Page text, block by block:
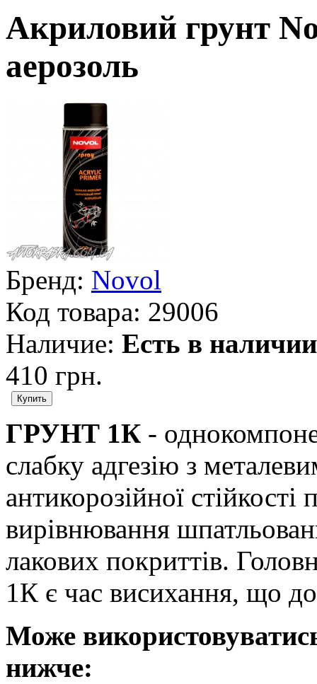
Акриловий грунт
аерозоль
Бренд: Novol
Код товара: 29006
Наличие: Есть в наличии
410 грн.
ГРУНТ 1К -
слабку адгезію з
антикорозійної
вирівнювання
лакових покриттів.
1К є час висихання, що
Може
нижче: